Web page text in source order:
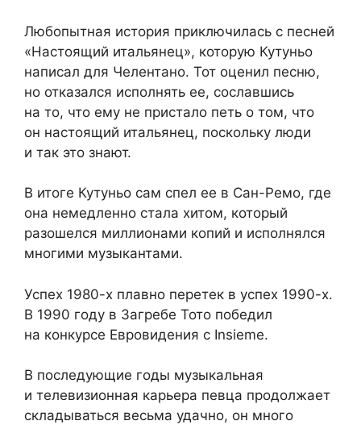
Любопытная история приключилась с песней
«Настоящий итальянец», которую Кутуньо
написал для Челентано. Тот оценил песню,
но отказался исполнять ее, сославшись
на то, что ему не пристало петь о том, что
он настоящий итальянец, поскольку люди
и так это знают.
В итоге Кутуньо сам спел ее в Сан-Ремо, где
она немедленно стала хитом, который
разошелся миллионами копий и исполнялся
многими музыкантами.
Успех 1980-х плавно перетек в успех 1990-х.
В 1990 году в Загребе Тото победил
на конкурсе Евровидения с Insieme.
В последующие годы музыкальная
и телевизионная карьера певца продолжает
складываться весьма удачно, он много